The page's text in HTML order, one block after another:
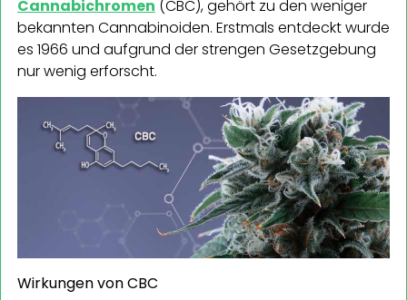
Cannabichromen (CBC), gehört zu den weniger
bekannten Cannabinoiden. Erstmals entdeckt wurde
es 1966 und aufgrund der strengen Gesetzgebung
nur wenig erforscht.
Wirkungen von CBC